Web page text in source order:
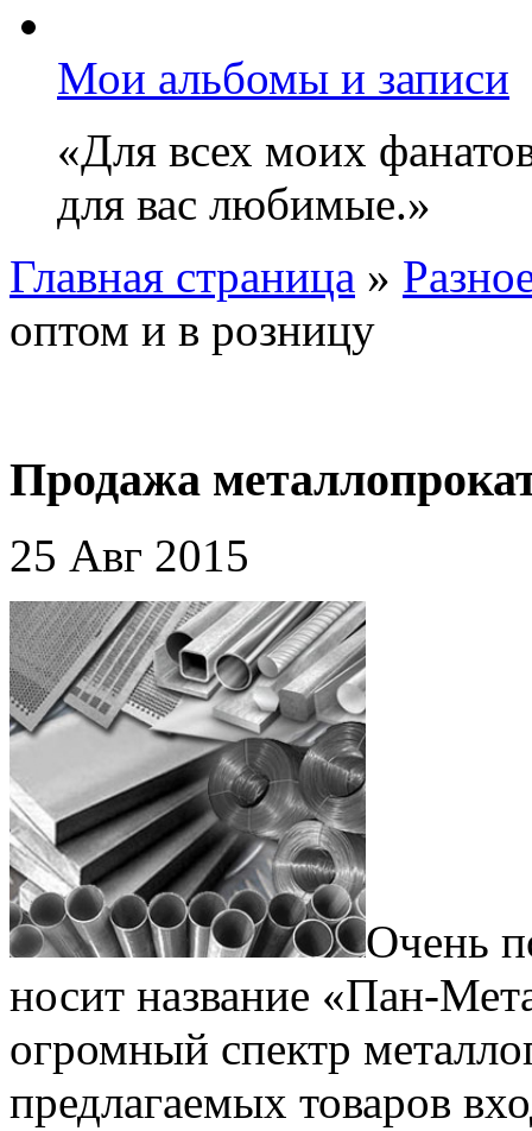
Мои альбомы и записи
«Для всех моих
для вас любимые.»
Главная страница »
оптом и в розницу
Продажа
25 Авг 2015
Очень
носит название «Пан-
огромный спектр
предлагаемых товаров